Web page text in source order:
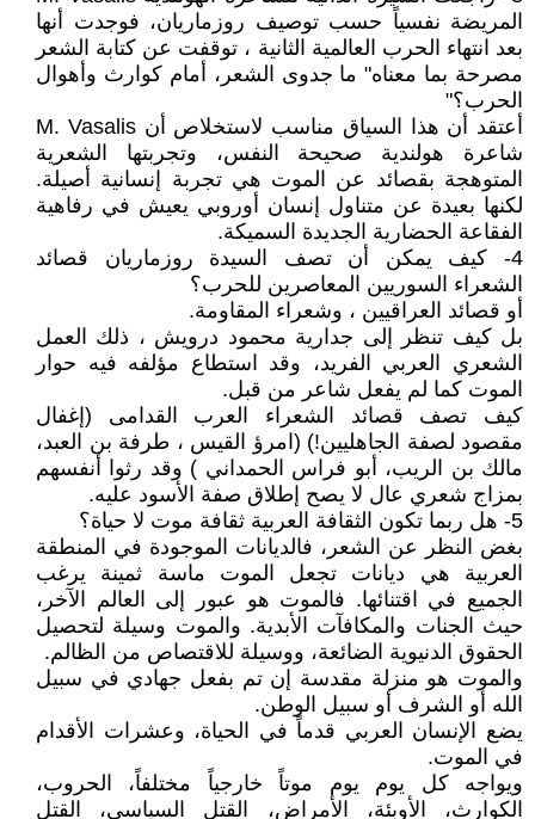
المريضة نفسياً حسب توصيف روزماريان، فوجدت أنها
بعد انتهاء الحرب العالمية الثانية ، توقفت عن كتابة الشعر
مصرحة بما معناه" ما جدوى الشعر، أمام كوارث وأهوال
الحرب؟"
أعتقد أن هذا السياق مناسب لاستخلاص أن M. Vasalis
شاعرة هولندية صحيحة النفس، وتجربتها الشعرية
المتوهجة بقصائد عن الموت هي تجربة إنسانية أصيلة.
لكنها بعيدة عن متناول إنسان أوروبي يعيش في رفاهية
الفقاعة الحضارية الجديدة السميكة.
4- كيف يمكن أن تصف السيدة روزماريان قصائد
الشعراء السوريين المعاصرين للحرب؟
أو قصائد العراقيين ، وشعراء المقاومة.
بل كيف تنظر إلى جدارية محمود درويش ، ذلك العمل
الشعري العربي الفريد، وقد استطاع مؤلفه فيه حوار
الموت كما لم يفعل شاعر من قبل.
كيف تصف قصائد الشعراء العرب القدامى (إغفال
مقصود لصفة الجاهليين!) (امرؤ القيس ، طرفة بن العبد،
مالك بن الريب، أبو فراس الحمداني ) وقد رثوا أنفسهم
بمزاج شعري عال لا يصح إطلاق صفة الأسود عليه.
5- هل ربما تكون الثقافة العربية ثقافة موت لا حياة؟
بغض النظر عن الشعر، فالديانات الموجودة في المنطقة
العربية هي ديانات تجعل الموت ماسة ثمينة يرغب
الجميع في اقتنائها. فالموت هو عبور إلى العالم الآخر،
حيث الجنات والمكافآت الأبدية. والموت وسيلة لتحصيل
الحقوق الدنيوية الضائعة، ووسيلة للاقتصاص من الظالم.
والموت هو منزلة مقدسة إن تم بفعل جهادي في سبيل
الله أو الشرف أو سبيل الوطن.
يضع الإنسان العربي قدماً في الحياة، وعشرات الأقدام
في الموت.
ويواجه كل يوم يوم موتاً خارجياً مختلفاً، الحروب،
الكوارث، الأوبئة، الأمراض، القتل السياسي، القتل